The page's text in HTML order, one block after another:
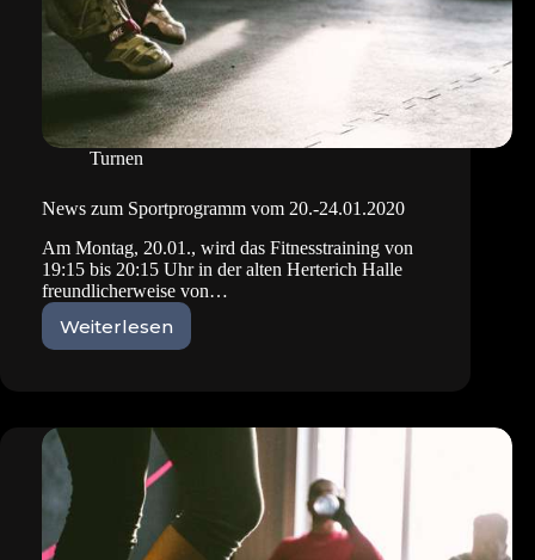
Turnen
News zum Sportprogramm vom 20.-24.01.2020
Am Montag, 20.01., wird das Fitnesstraining von
19:15 bis 20:15 Uhr in der alten Herterich Halle
freundlicherweise von…
Weiterlesen
News
20.-24.01.2020